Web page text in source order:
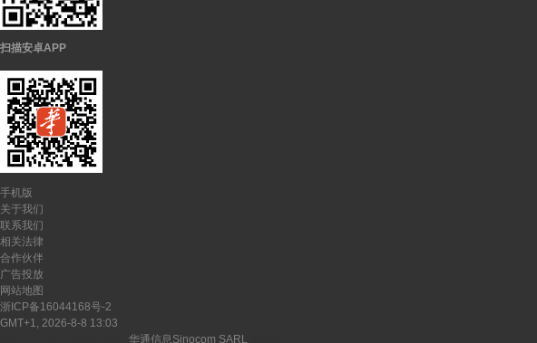
扫描安卓APP
手机版
关于我们
联系我们
相关法律
合作伙伴
广告投放
网站地图
浙ICP备16044168号-2
GMT+1, 2026-8-8 13:03
华通信息Sinocom SARL